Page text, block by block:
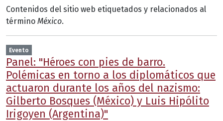
Contenidos del sitio web etiquetados y relacionados al
término México.
Evento
Panel: "Héroes con pies de barro.
Polémicas en torno a los diplomáticos que
actuaron durante los años del nazismo:
Gilberto Bosques (México) y Luis Hipólito
Irigoyen (Argentina)"